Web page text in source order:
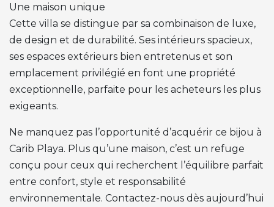
Une maison unique
Cette villa se distingue par sa combinaison de luxe,
de design et de durabilité. Ses intérieurs spacieux,
ses espaces extérieurs bien entretenus et son
emplacement privilégié en font une propriété
exceptionnelle, parfaite pour les acheteurs les plus
exigeants.
Ne manquez pas l’opportunité d’acquérir ce bijou à
Carib Playa. Plus qu’une maison, c’est un refuge
conçu pour ceux qui recherchent l’équilibre parfait
entre confort, style et responsabilité
environnementale. Contactez-nous dès aujourd’hui